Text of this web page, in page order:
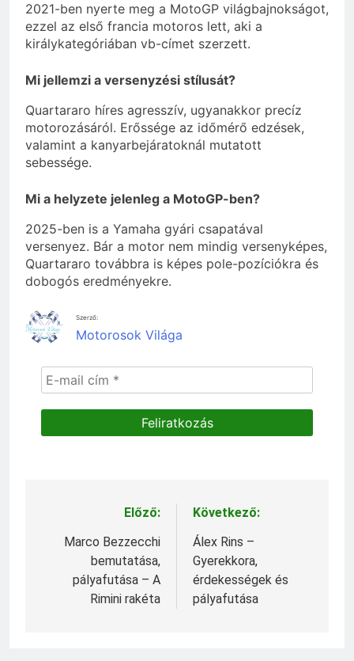
2021-ben nyerte meg a MotoGP világbajnokságot,
ezzel az első francia motoros lett, aki a
királykategóriában vb-címet szerzett.
Mi jellemzi a versenyzési stílusát?
Quartararo híres agresszív, ugyanakkor precíz
motorozásáról. Erőssége az időmérő edzések,
valamint a kanyarbejáratoknál mutatott
sebessége.
Mi a helyzete jelenleg a MotoGP-ben?
2025-ben is a Yamaha gyári csapatával
versenyez. Bár a motor nem mindig versenyképes,
Quartararo továbbra is képes pole-pozíciókra és
dobogós eredményekre.
Szerző:
Motorosok Világa
Bejegyzés
navigáció
Előző:
Marco Bezzecchi
bemutatása,
pályafutása – A
Rimini rakéta
Következő:
Álex Rins –
Gyerekkora,
érdekességek és
pályafutása